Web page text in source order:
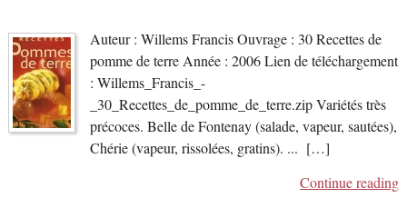
Auteur : Willems Francis Ouvrage : 30 Recettes de
pomme de terre Année : 2006 Lien de téléchargement
: Willems_Francis_-
_30_Recettes_de_pomme_de_terre.zip Variétés très
précoces. Belle de Fontenay (salade, vapeur, sautées),
Chérie (vapeur, rissolées, gratins). ... […]
Continue reading